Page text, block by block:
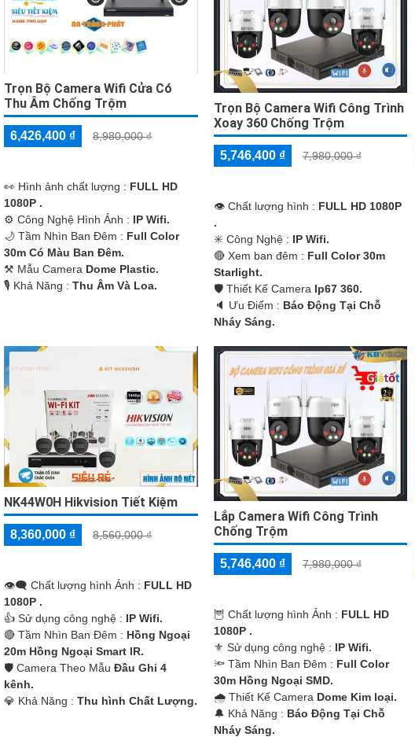
Trọn Bộ Camera Wifi Cửa Có
Thu Âm Chống Trộm
6,426,400 ₫ 8,980,000 ₫
️👀 Hình ảnh chất lượng : FULL HD
1080P .
⚙ Công Nghệ Hình Ảnh : IP Wifi.
🌙 Tầm Nhìn Ban Đêm : Full Color
30m Có Màu Ban Ðêm.
⚒ Mẫu Camera Dome Plastic.
️🎙 Khả Năng :Thu Âm Và Loa.
Trọn Bộ Camera Wifi Công Trình
Xoay 360 Chống Trộm
5,746,400 ₫ 7,980,000 ₫
👁 Chất lượng hình : FULL HD 1080P
.
✳️ Công Nghệ : IP Wifi.
🔴 Xem ban đêm : Full Color 30m
Starlight.
🛡 Thiết Kế Camera Ip67 360.
️🔈 Ưu Điểm : Báo Động Tại Chỗ
Nháy Sáng.
NK44W0H Hikvision Tiết Kiệm
8,360,000 ₫ 8,560,000 ₫
👁️‍🗨 Chất lượng hình Ảnh : FULL HD
1080P .
👍 Sử dụng công nghệ : IP Wifi.
🔴 Tầm Nhìn Ban Đêm : Hồng Ngoại
20m Hồng Ngoại Smart IR.
🛡 Camera Theo MẫuĐầu Ghi 4
kênh.
️💎 Khả Năng :Thu hình Chất Lượng.
Lắp Camera Wifi Công Trình
Chống Trộm
5,746,400 ₫ 7,980,000 ₫
🦉 Chất lượng hình Ảnh : FULL HD
1080P .
⚜️ Sử dụng công nghệ : IP Wifi.
🔦 Tầm Nhìn Ban Đêm : Full Color
30m Hồng Ngoại SMD.
🌧️ Thiết Kế Camera Dome Kim loại.
️🔔 Khả Năng : Báo Động Tại Chỗ
Nháy Sáng.